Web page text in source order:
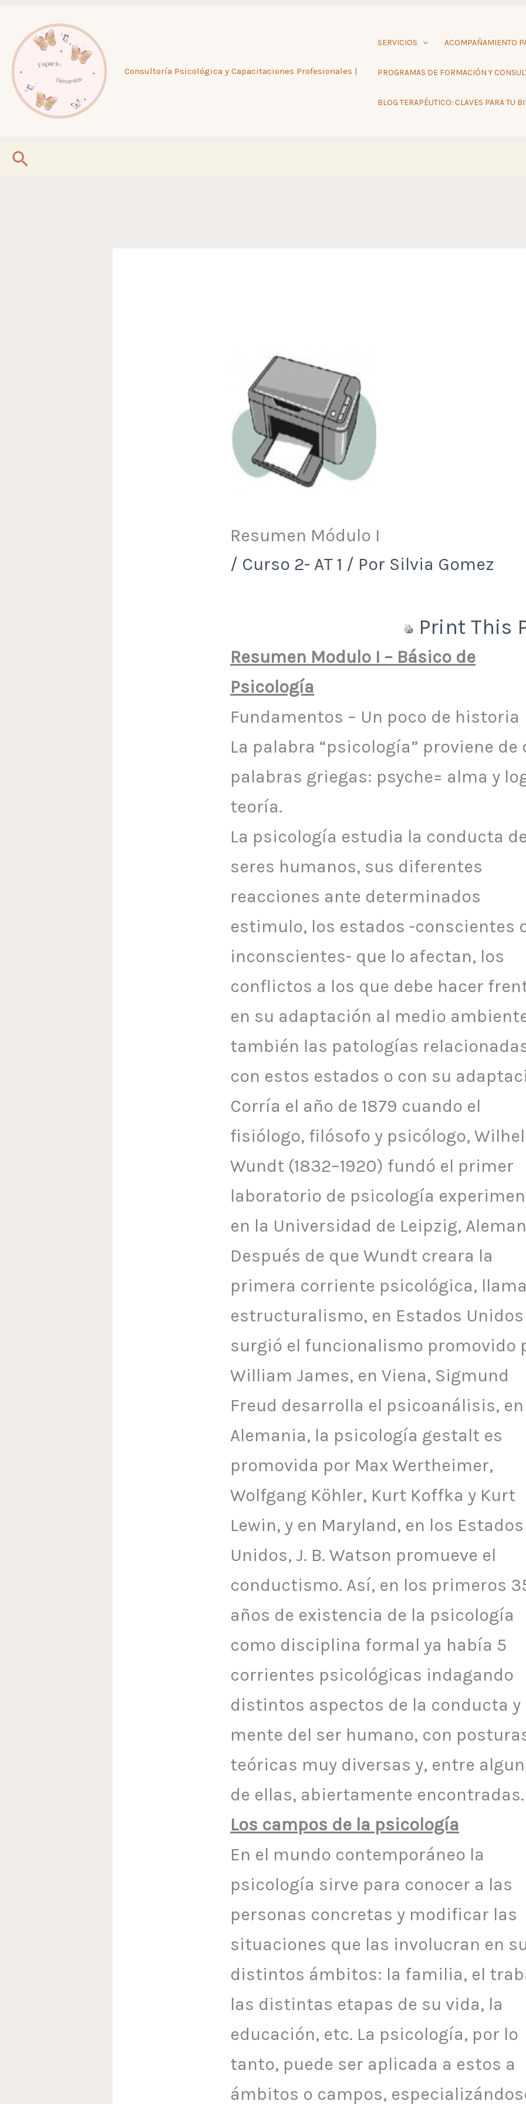
contenido
Consultoría Psicológica y Capacitaciones Profesionales |
SERVICIOS ACOMPAÑAMIENTO
PROGRAMAS DE FORMACIÓN Y
BLOG TERAPÉUTICO: CLAVES PARA TU
Buscar
Resumen Módulo I
/ Curso 2- AT 1 / Por Silvia Gomez
Print This
Resumen Modulo I – Básico de
Psicología
Fundamentos – Un poco de historia
La palabra “psicología” proviene de
palabras griegas: psyche= alma y
teoría.
La psicología estudia la conducta
seres humanos, sus diferentes
reacciones ante determinados
estimulo, los estados -conscientes
inconscientes- que lo afectan, los
conflictos a los que debe hacer
en su adaptación al medio
también las patologías
con estos estados o con su
Corría el año de 1879 cuando el
fisiólogo, filósofo y psicólogo,
Wundt (1832–1920) fundó el primer
laboratorio de psicología
en la Universidad de Leipzig,
Después de que Wundt creara la
primera corriente psicológica,
estructuralismo, en Estados Unidos
surgió el funcionalismo promovido
William James, en Viena, Sigmund
Freud desarrolla el psicoanálisis, en
Alemania, la psicología gestalt es
promovida por Max Wertheimer,
Wolfgang Köhler, Kurt Koffka y Kurt
Lewin, y en Maryland, en los Estados
Unidos, J. B. Watson promueve el
conductismo. Así, en los primeros
años de existencia de la psicología
como disciplina formal ya había 5
corrientes psicológicas indagando
distintos aspectos de la conducta y
mente del ser humano, con
teóricas muy diversas y, entre
de ellas, abiertamente encontradas.
Los campos de la psicología
En el mundo contemporáneo la
psicología sirve para conocer a las
personas concretas y modificar las
situaciones que las involucran en
distintos ámbitos: la familia, el
las distintas etapas de su vida, la
educación, etc. La psicología, por lo
tanto, puede ser aplicada a estos a
ámbitos o campos,